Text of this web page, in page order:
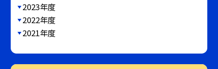
2023年度
2022年度
2021年度